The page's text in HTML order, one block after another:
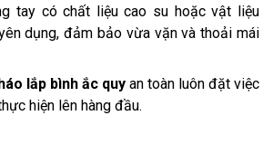
tay có chất liệu cao su hoặc vật liệu
dụng, đảm bảo vừa vặn và thoải mái
lắp bình ắc quy an toàn luôn đặt việc
hiện lên hàng đầu.